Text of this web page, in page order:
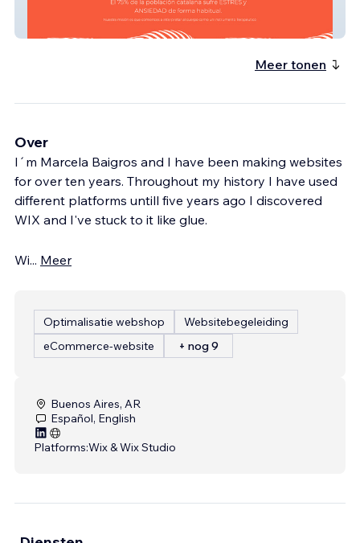
Meer tonen
Over
I´m Marcela Baigros and I have been making websites
for over ten years. Throughout my history I have used
different platforms untill five years ago I discovered
WIX and I've stuck to it like glue.
Wi... Meer
Optimalisatie webshop
Websitebegeleiding
eCommerce-website
+ nog 9
Buenos Aires, AR
Español, English
Platforms:Wix & Wix Studio